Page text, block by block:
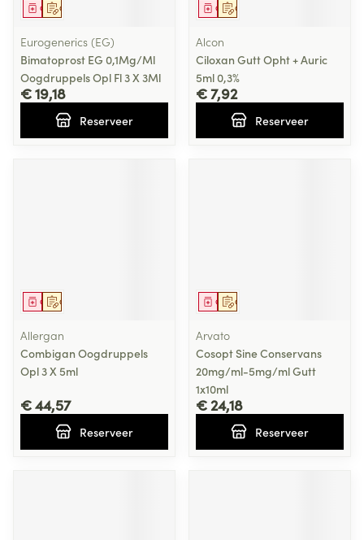
Op voorschrift
Geneesmiddel
Eurogenerics (EG)
Bimatoprost EG 0,1Mg/Ml
Oogdruppels Opl Fl 3 X 3Ml
€ 19,18
Reserveer
Op voorschrift
Geneesmiddel
Alcon
Ciloxan Gutt Opht + Auric
5ml 0,3%
€ 7,92
Reserveer
Op voorschrift
Geneesmiddel
Allergan
Combigan Oogdruppels
Opl 3 X 5ml
€ 44,57
Reserveer
Op voorschrift
Geneesmiddel
Arvato
Cosopt Sine Conservans
20mg/ml-5mg/ml Gutt
1x10ml
€ 24,18
Reserveer